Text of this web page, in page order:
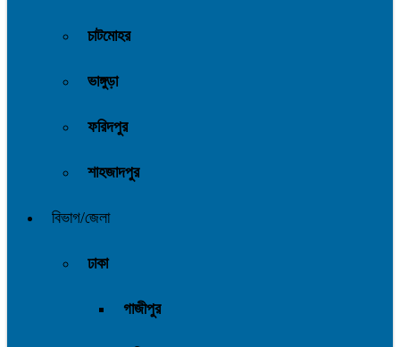
চাটমোহর
ভাঙ্গুড়া
ফরিদপুর
শাহজাদপুর
বিভাগ/জেলা
ঢাকা
গাজীপুর